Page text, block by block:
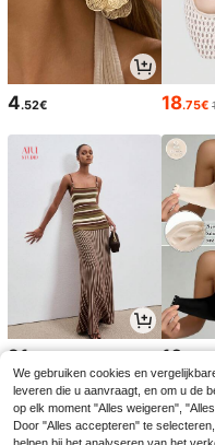
4.52€ 18.75€
21 10
We gebruiken cookies en
leveren die u aanvraagt, en om u de
op elk moment "Alles weigeren",
Door "Alles accepteren" te